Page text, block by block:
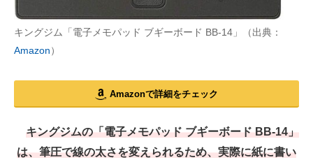
キングジム「電子メモパッド ブギーボード BB-14」（出典：
Amazon）
Amazonで詳細をチェック
キングジムの「電子メモパッド ブギーボード BB-14」
は、筆圧で線の太さを変えられるため、実際に紙に書い